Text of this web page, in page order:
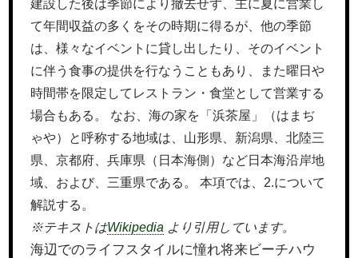
建設した後は季節により撤去せず、主に夏に営業し
て年間収益の多くをその時期に得るが、他の季節
は、様々なイベントに貸し出したり、そのイベント
に伴う食事の提供を行なうこともあり、また曜日や
時間帯を限定してレストラン・食堂として営業する
場合もある。 なお、海の家を「浜茶屋」（はまぢ
ゃや）と呼称する地域は、山形県、新潟県、北陸三
県、京都府、兵庫県（日本海側）など日本海沿岸地
域、および、三重県である。 本項では、2.について
解説する。
※テキストはWikipedia より引用しています。
海辺でのライフスタイルに憧れ将来ビーチハウ